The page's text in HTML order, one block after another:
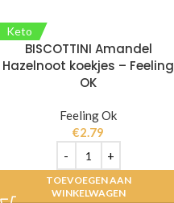
Keto
BISCOTTINI Amandel
Hazelnoot koekjes – Feeling
OK
Feeling Ok
€2.79
TOEVOEGEN AAN
WINKELWAGEN